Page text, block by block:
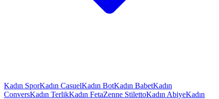
Kadın SporKadın CasuelKadın BotKadın BabetKadın
ConversKadın TerlikKadın FetaZenne StilettoKadın AbiyeKadın